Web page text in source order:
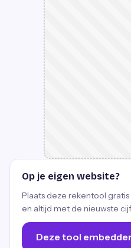
Op je eigen website?
Plaats deze rekentool
en altijd met de nieuwste
Deze tool